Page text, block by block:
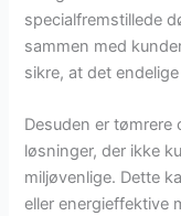
specialfremstillede
sammen med
sikre, at det
Desuden er
løsninger, der ikke
miljøvenlige. Dette
eller energieffektive